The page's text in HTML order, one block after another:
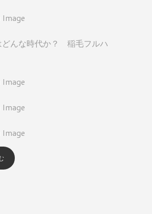
どんな時代か？ 稲毛フルハ